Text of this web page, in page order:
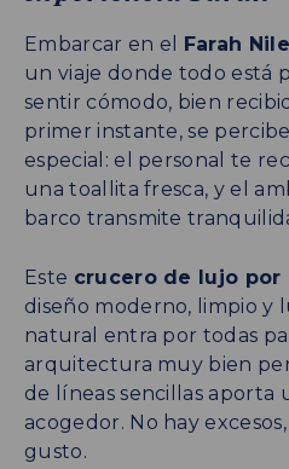
Embarcar en el Farah
un viaje donde todo está
sentir cómodo, bien
primer instante, se
especial: el personal te
una toallita fresca, y el
barco transmite
Este crucero de lujo por
diseño moderno, limpio y
natural entra por todas
arquitectura muy bien
de líneas sencillas aporta
acogedor. No hay
gusto.